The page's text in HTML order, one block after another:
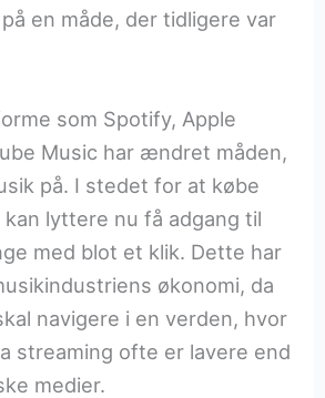
en måde, der tidligere var
som Spotify, Apple
Music har ændret måden,
på. I stedet for at købe
lyttere nu få adgang til
med blot et klik. Dette har
økonomi, da
navigere i en verden, hvor
streaming ofte er lavere end
medier.